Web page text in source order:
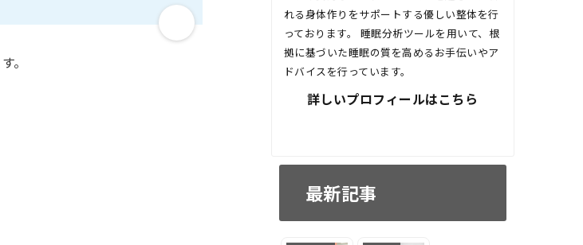
。
れる身体作りをサポートする優しい整体を行
っております。 睡眠分析ツールを用いて、根
拠に基づいた睡眠の質を高めるお手伝いやア
ドバイスを行っています。
詳しいプロフィールはこちら
最新記事